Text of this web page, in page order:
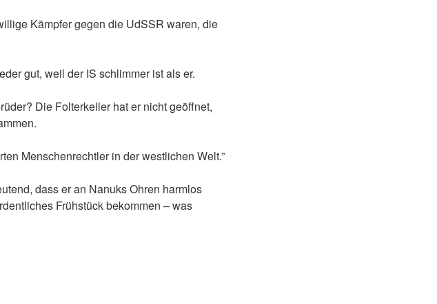
Kämpfer gegen die UdSSR waren, die
gut, weil der IS schlimmer ist als er.
Die Folterkeller hat er nicht geöffnet,
Menschenrechtler in der westlichen Welt.”
dass er an Nanuks Ohren harmlos
Frühstück bekommen – was